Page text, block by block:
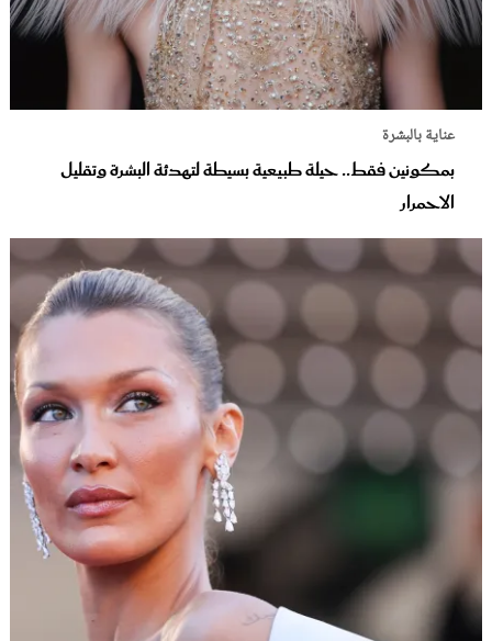
عناية بالبشرة
بمكونين فقط.. حيلة طبيعية بسيطة لتهدئة البشرة وتقليل
الاحمرار